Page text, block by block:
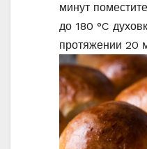
минут
до 180 °C
протяжении 20